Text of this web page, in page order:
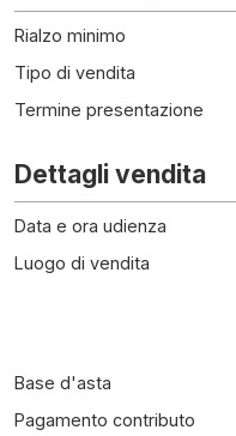
Rialzo minimo
Tipo di vendita
Termine presentazione
Dettagli vendita
Data e ora udienza
Luogo di vendita
Base d'asta
Pagamento contributo